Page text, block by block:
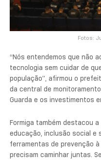
Fotos:
“Nós entendemos que não
tecnologia sem cuidar de
população”, afirmou o
da central de
Guarda e os investimentos
Formiga também destacou
educação, inclusão social e
ferramentas de prevenção
precisam caminhar juntas.